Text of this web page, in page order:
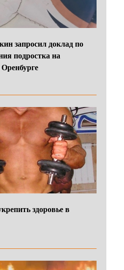
запросил доклад по
подростка на
здоровье в